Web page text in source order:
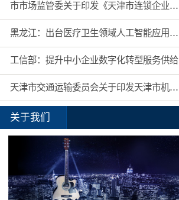
市市场监管委关于印发《天津市连锁企业食品经营许可“先证后核”信用承诺审批实施办法》的通知
黑龙江：出台医疗卫生领域人工智能应用工作实施方案
工信部：提升中小企业数字化转型服务供给
天津市交通运输委员会关于印发天津市机动车驾驶员培训机构及教练员综合信用评价管理办法的通知
关于我们